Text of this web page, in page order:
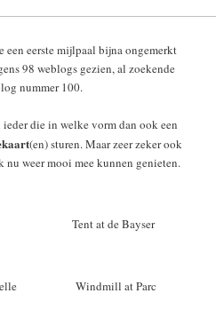
een eerste mijlpaal bijna ongemerkt
98 weblogs gezien, al zoekende
nummer 100.
die in welke vorm dan ook een
(en) sturen. Maar zeer zeker ook
nu weer mooi mee kunnen genieten.
Tent at de Bayser
Windmill at Parc